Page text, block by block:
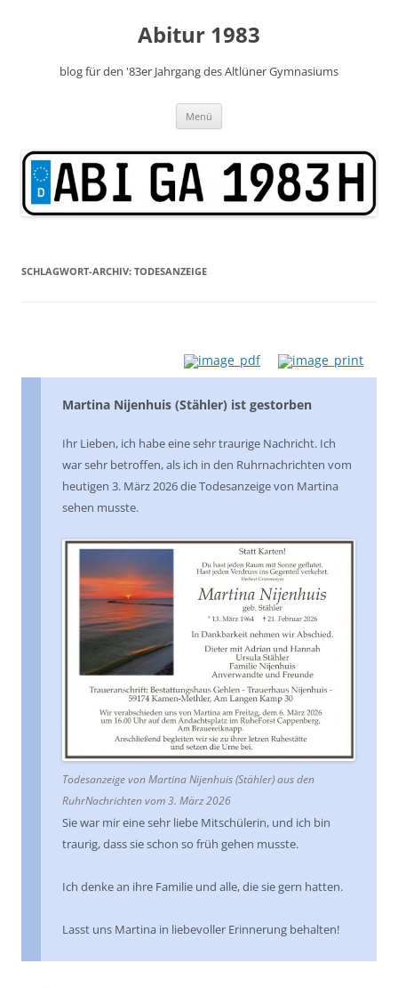
Abitur 1983
blog für den '83er Jahrgang des Altlüner Gymnasiums
Menü
SCHLAGWORT-ARCHIV: TODESANZEIGE
Martina Nijenhuis (Stähler) ist gestorben
Ihr Lieben, ich habe eine sehr traurige Nachricht. Ich
war sehr betroffen, als ich in den Ruhrnachrichten vom
heutigen 3. März 2026 die Todesanzeige von Martina
sehen musste.
Todesanzeige von Martina Nijenhuis (Stähler) aus den
RuhrNachrichten vom 3. März 2026
Sie war mir eine sehr liebe Mitschülerin, und ich bin
traurig, dass sie schon so früh gehen musste.
Ich denke an ihre Familie und alle, die sie gern hatten.
Lasst uns Martina in liebevoller Erinnerung behalten!